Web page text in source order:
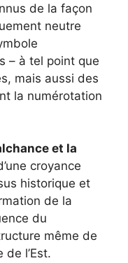
de la façon
neutre
– à tel point que
mais aussi des
la numérotation
et la
croyance
historique et
de la
du
même de
l’Est.